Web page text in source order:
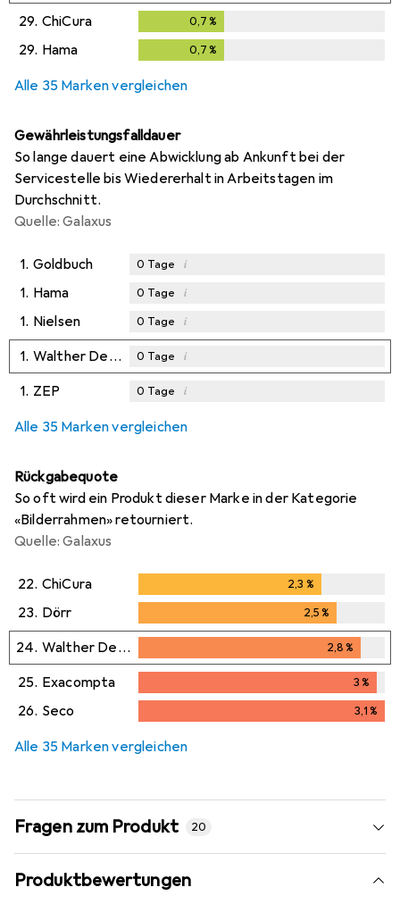
29. ChiCura 0,7 %
29. Hama 0,7 %
Alle 35 Marken vergleichen
Gewährleistungsfalldauer
So lange dauert eine Abwicklung ab Ankunft bei der
Servicestelle bis Wiedererhalt in Arbeitstagen im
Durchschnitt.
Quelle: Galaxus
1. Goldbuch 0 Tage i
1. Hama 0 Tage i
1. Nielsen 0 Tage i
1. Walther Design 0 Tage i
1. ZEP 0 Tage i
Alle 35 Marken vergleichen
Rückgabequote
So oft wird ein Produkt dieser Marke in der Kategorie
«Bilderrahmen» retourniert.
Quelle: Galaxus
22. ChiCura 2,3 %
23. Dörr 2,5%
24. Walther Design 2,8%
2,8%
25. Exacompta 3%
3%
26. Seco 3,1%
Alle 35 Marken vergleichen
Fragen zum Produkt 20
Produktbewertungen